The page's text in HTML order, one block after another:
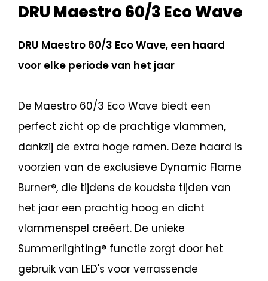
DRU Maestro 60/3 Eco Wave
DRU Maestro 60/3 Eco Wave, een haard
voor elke periode van het jaar
De Maestro 60/3 Eco Wave biedt een
perfect zicht op de prachtige vlammen,
dankzij de extra hoge ramen. Deze haard is
voorzien van de exclusieve Dynamic Flame
Burner®, die tijdens de koudste tijden van
het jaar een prachtig hoog en dicht
vlammenspel creëert. De unieke
Summerlighting® functie zorgt door het
gebruik van LED's voor verrassende